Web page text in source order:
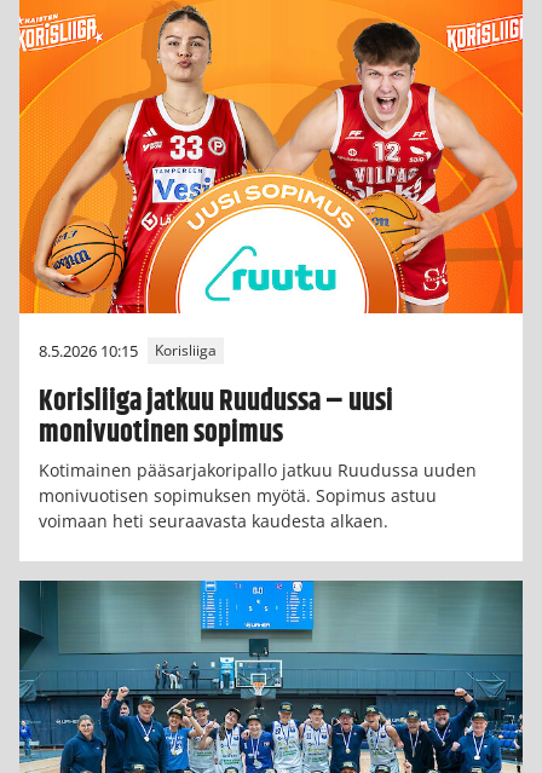
8.5.2026 10:15 Korisliiga
Korisliiga jatkuu Ruudussa – uusi
monivuotinen sopimus
Kotimainen pääsarjakoripallo jatkuu Ruudussa uuden
monivuotisen sopimuksen myötä. Sopimus astuu
voimaan heti seuraavasta kaudesta alkaen.